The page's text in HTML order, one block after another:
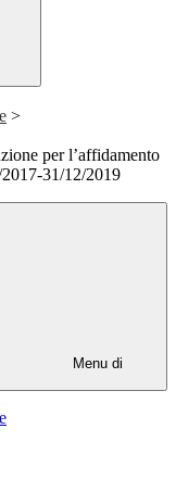
>
per l’affidamento
31/12/2019
Menu di